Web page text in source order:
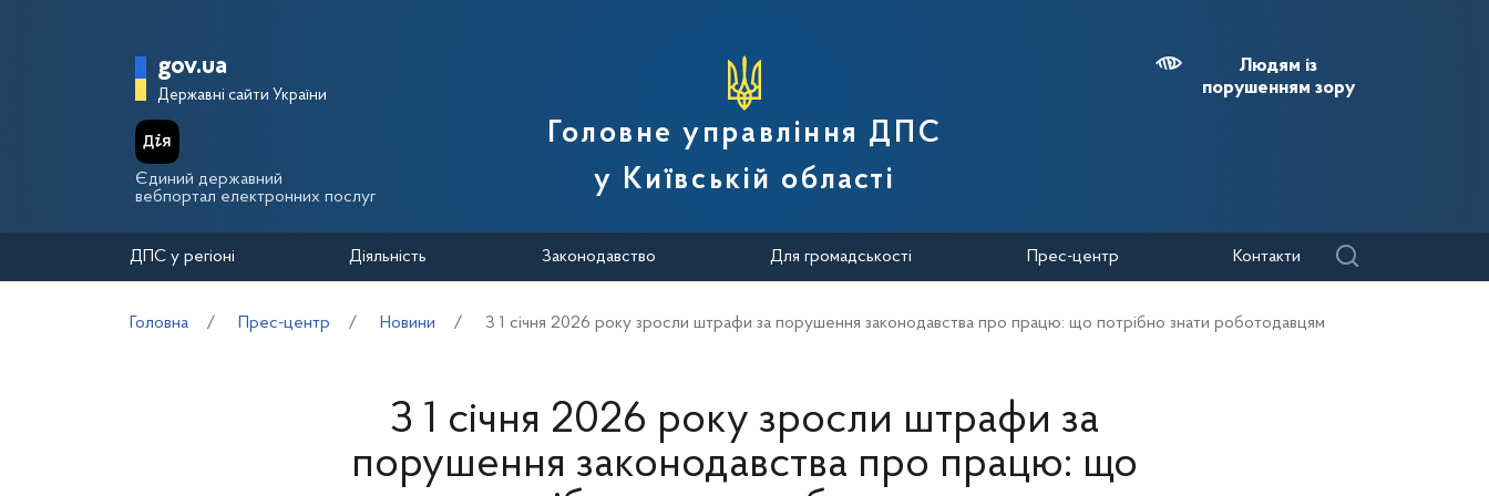
Головна сторінка Державної податкової служби України
gov.ua
Державні сайти України
Єдиний державний
вебпортал електронних послуг
Головне управління ДПС
у Київській області
Людям із
порушенням зору
ДПС у регіоні Діяльність Законодавство Для громадськості Прес-центр Контакти
Головна Прес-центр Новини З 1 січня 2026 року зросли штрафи за порушення законодавства про працю: що потрібно знати роботодавцям
З 1 січня 2026 року зросли штрафи за
порушення законодавства про працю: що